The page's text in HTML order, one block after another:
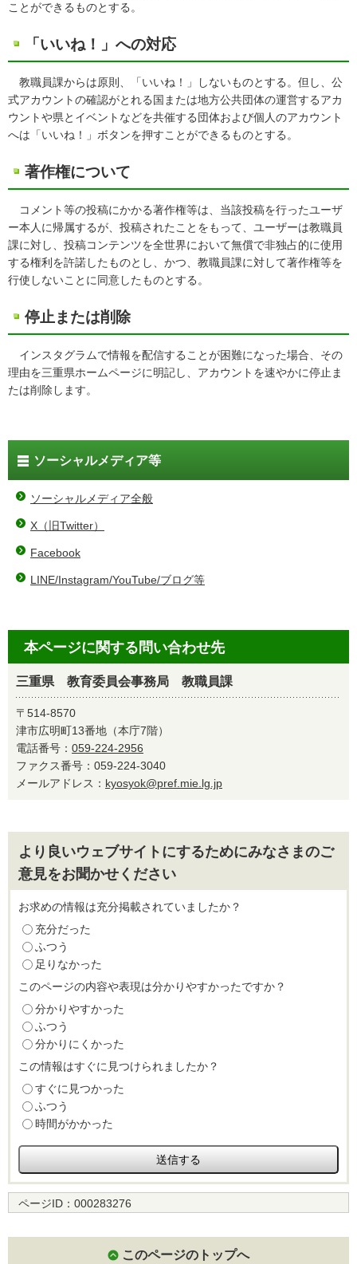
ことができるものとする。
「いいね！」への対応
教職員課からは原則、「いいね！」しないものとする。但し、公
式アカウントの確認がとれる国または地方公共団体の運営するアカ
ウントや県とイベントなどを共催する団体および個人のアカウント
へは「いいね！」ボタンを押すことができるものとする。
著作権について
コメント等の投稿にかかる著作権等は、当該投稿を行ったユーザ
ー本人に帰属するが、投稿されたことをもって、ユーザーは教職員
課に対し、投稿コンテンツを全世界において無償で非独占的に使用
する権利を許諾したものとし、かつ、教職員課に対して著作権等を
行使しないことに同意したものとする。
停止または削除
インスタグラムで情報を配信することが困難になった場合、その
理由を三重県ホームページに明記し、アカウントを速やかに停止ま
たは削除します。
ソーシャルメディア等
ソーシャルメディア全般
X（旧Twitter）
Facebook
LINE/Instagram/YouTube/ブログ等
本ページに関する問い合わせ先
三重県 教育委員会事務局 教職員課
〒514-8570
津市広明町13番地（本庁7階）
電話番号： 059-224-2956
ファクス番号：059-224-3040
メールアドレス： kyosyok@pref.mie.lg.jp
より良いウェブサイトにするためにみなさまのご
意見をお聞かせください
お求めの情報は充分掲載されていましたか？
充分だった
ふつう
足りなかった
このページの内容や表現は分かりやすかったですか？
分かりやすかった
ふつう
分かりにくかった
この情報はすぐに見つけられましたか？
すぐに見つかった
ふつう
時間がかかった
ページID： 000283276
このページのトップへ